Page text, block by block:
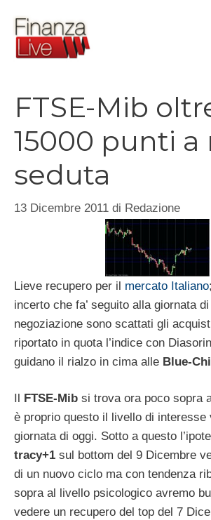
contenuto
FTSE-Mib
15000 punti a
seduta
13 Dicembre 2011 di Redazione
Lieve recupero per il mercato Italiano
incerto che fa’ seguito alla giornata
negoziazione sono scattati gli
riportato in quota l’indice con
guidano il rialzo in cima alle Blue-
FTSE-Mib si trova ora poco sopra
è proprio questo il livello di interesse
giornata di oggi. Sotto a questo
tracy+1 sul bottom del 9 Dicembre
di un nuovo ciclo ma con tendenza
sopra al livello psicologico avremo
vedere un recupero del top del 7